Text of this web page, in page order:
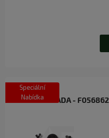
OPRAVNÁ SADA - F056862
Speciální
Nabídka